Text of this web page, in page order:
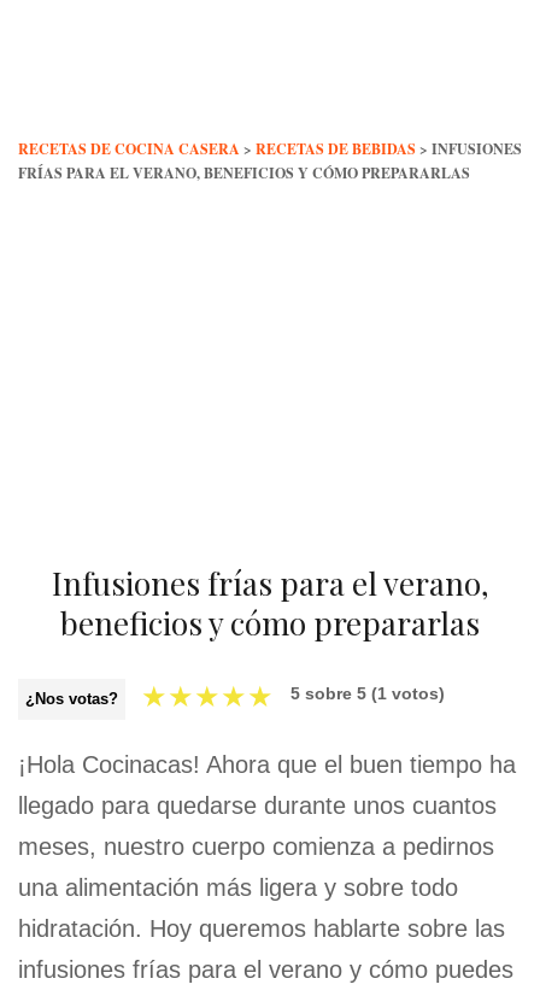
RECETAS DE COCINA CASERA > RECETAS DE BEBIDAS > INFUSIONES
FRÍAS PARA EL VERANO, BENEFICIOS Y CÓMO PREPARARLAS
Infusiones frías para el verano,
beneficios y cómo prepararlas
¿Nos votas? ★★★★★ 5 sobre 5 (1 votos)
¡Hola Cocinacas! Ahora que el buen tiempo ha
llegado para quedarse durante unos cuantos
meses, nuestro cuerpo comienza a pedirnos
una alimentación más ligera y sobre todo
hidratación. Hoy queremos hablarte sobre las
infusiones frías para el verano y cómo puedes